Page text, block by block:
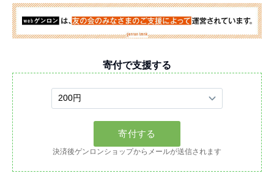
寄付で支援する
決済後ゲンロンショップからメールが送信されます